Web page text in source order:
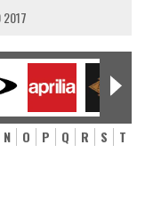
2017
N O P Q R S
T